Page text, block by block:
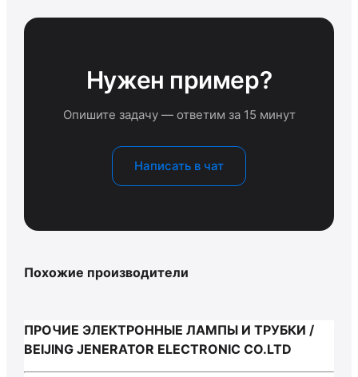
Нужен пример?
Опишите задачу — ответим за 15 минут
Написать в чат
Похожие производители
ПРОЧИЕ ЭЛЕКТРОННЫЕ ЛАМПЫ И ТРУБКИ /
BEIJING JENERATOR ELECTRONIC CO.LTD